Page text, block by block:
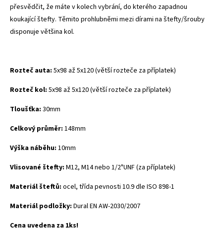
přesvědčit, že máte v kolech vybrání, do kterého zapadnou
koukající štefty. Těmito prohlubněmi mezi dírami na štefty/šrouby
disponuje většina kol.
Rozteč auta: 5x98 až 5x120 (větší rozteče za příplatek)
Rozteč kol: 5x98 až 5x120 (větší rozteče za příplatek)
Tloušťka: 30mm
Celkový průměr: 148mm
Výška náběhu: 10mm
Vlisované štefty: M12, M14 nebo 1/2"UNF (za příplatek)
Materiál šteftů: ocel, třída pevnosti 10.9 dle ISO 898-1
Materiál podložky: DuralEN AW-2030/2007
Cena uvedena za 1ks!